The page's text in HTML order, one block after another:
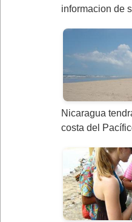
informacion de
Nicaragua
costa del